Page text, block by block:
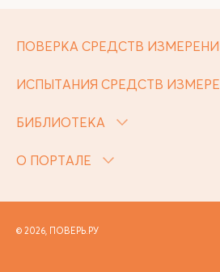
ПОВЕРКА СРЕДСТВ
ИСПЫТАНИЯ СРЕДСТВ
БИБЛИОТЕКА
О ПОРТАЛЕ
© 2026, ПОВЕРЬ.РУ